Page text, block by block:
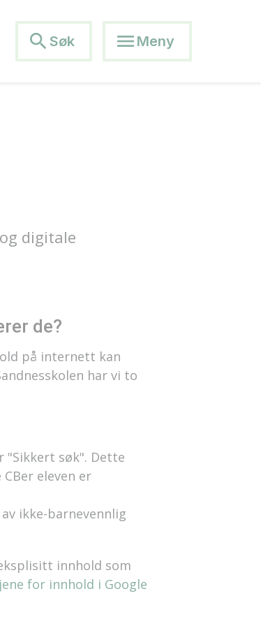
search Søk menu Meny
digitale
de?
på internett kan
har vi to
"Sikkert søk". Dette
eleven er
ikke-barnevennlig
innhold som
for innhold i Google